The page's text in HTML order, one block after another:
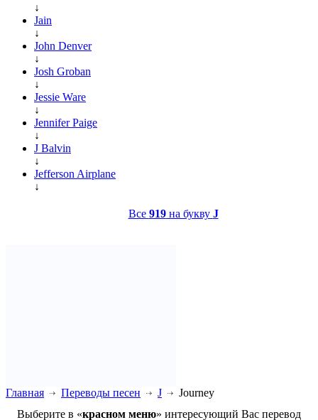
↓
Jain
↓
John Denver
↓
Josh Groban
↓
Jessie Ware
↓
Jennifer Paige
↓
J Balvin
↓
Jefferson Airplane
↓
Все 919на букву J
Главная Переводы песен J
Journey
Выберите в «красном меню» интересующий Вас перевод